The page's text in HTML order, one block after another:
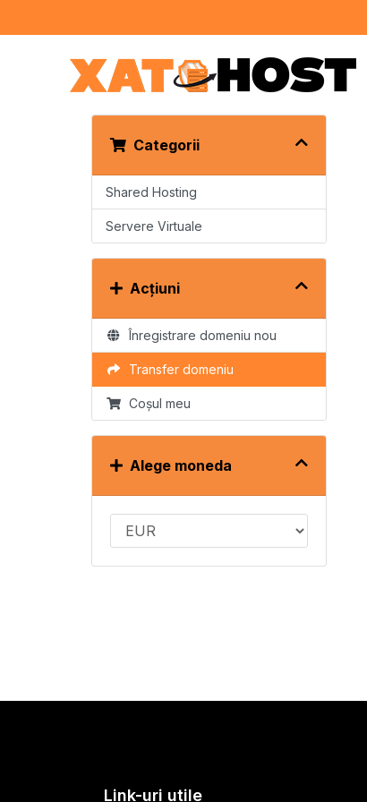
Categorii
Shared Hosting
Servere Virtuale
Acțiuni
Înregistrare domeniu nou
Transfer domeniu
Coșul meu
Alege moneda
Link-uri utile